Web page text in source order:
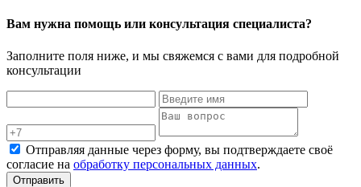
Вам нужна помощь или консультация специалиста?
Заполните поля ниже, и мы свяжемся с вами для подробной
консультации
Отправляя данные через форму, вы подтверждаете своё
согласие на обработку персональных данных.
Отправить